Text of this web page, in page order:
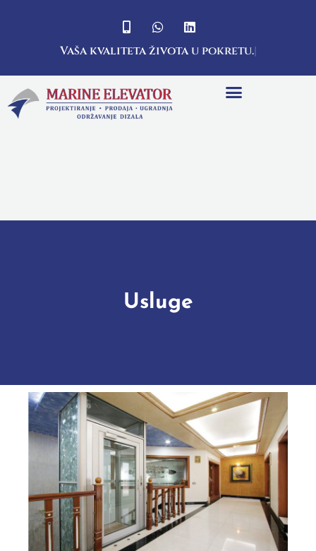
Vaša kvaliteta života u pokretu.
Usluge